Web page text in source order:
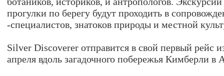
прогулки по берегу будут проходить в
-специалистов, знатоков природы и местной
Silver Discoverer отправится в свой ​​первый рейс
апреля вдоль загадочного побережья Кимберли в